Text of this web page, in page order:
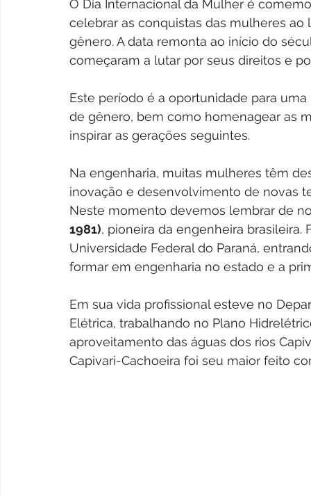
O Dia Internacional da Mulher é
celebrar as conquistas das mulheres
gênero. A data remonta ao início do
começaram a lutar por seus direitos e
Este período é a oportunidade para
de gênero, bem como homenagear as
inspirar as gerações seguintes.
Na engenharia, muitas mulheres têm
inovação e desenvolvimento de novas
Neste momento devemos lembrar de
1981), pioneira da engenheira
Universidade Federal do Paraná,
formar em engenharia no estado e a
Em sua vida profissional esteve no
Elétrica, trabalhando no Plano
aproveitamento das águas dos rios
Capivari-Cachoeira foi seu maior feito